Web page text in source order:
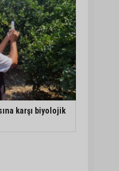
karşı biyolojik